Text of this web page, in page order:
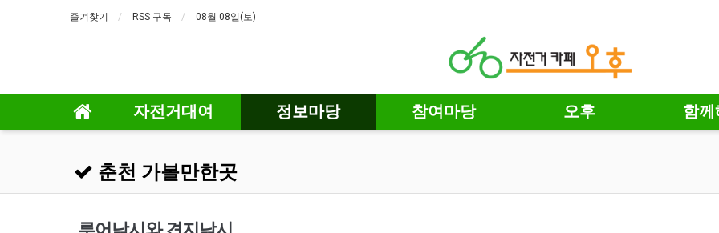
즐겨찾기 RSS 구독 08월 08일(토)
자전거대여 정보마당 참여마당 오후 함
춘천 가볼만한곳